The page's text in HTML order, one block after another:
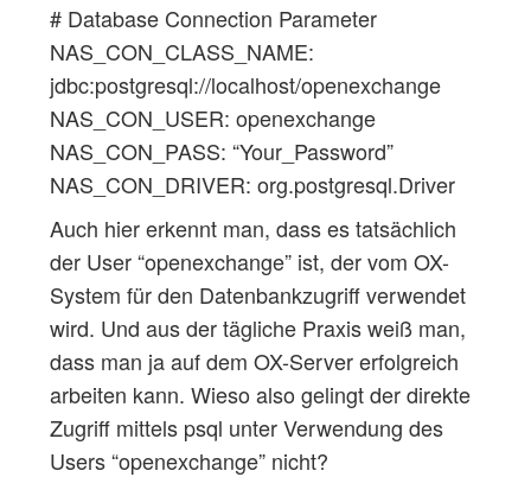
# Database Connection Parameter
NAS_CON_CLASS_NAME:
jdbc:postgresql://localhost/openexchange
NAS_CON_USER: openexchange
NAS_CON_PASS: “Your_Password”
NAS_CON_DRIVER: org.postgresql.Driver
Auch hier erkennt man, dass es tatsächlich
der User “openexchange” ist, der vom OX-
System für den Datenbankzugriff verwendet
wird. Und aus der tägliche Praxis weiß man,
dass man ja auf dem OX-Server erfolgreich
arbeiten kann. Wieso also gelingt der direkte
Zugriff mittels psql unter Verwendung des
Users “openexchange” nicht?